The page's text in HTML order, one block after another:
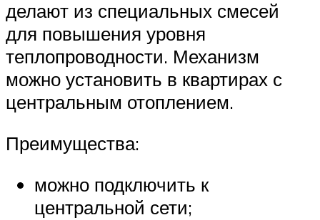
делают из специальных смесей
для повышения уровня
теплопроводности. Механизм
можно установить в квартирах с
центральным отоплением.
Преимущества:
можно подключить к
центральной сети;